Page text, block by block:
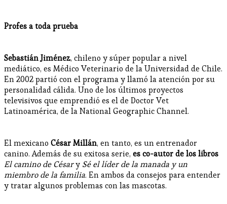
Profes a toda prueba
Sebastián Jiménez, chileno y súper popular a nivel
mediático, es Médico Veterinario de la Universidad de Chile.
En 2002 partió con el programa y llamó la atención por su
personalidad cálida. Uno de los últimos proyectos
televisivos que emprendió es el de Doctor Vet
Latinoamérica, de la National Geographic Channel.
El mexicano César Millán, en tanto, es un entrenador
canino. Además de su exitosa serie, es co-autor de los libros
El camino de Césary Sé el líder de la manada y un
miembro de la familia. En ambos da consejos para entender
y tratar algunos problemas con las mascotas.